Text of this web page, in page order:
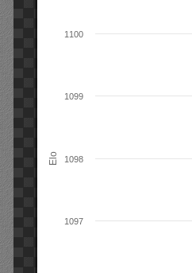
Elo
1097
1098
1099
1100